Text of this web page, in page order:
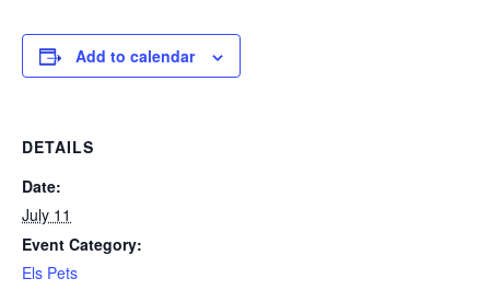
Add to calendar
DETAILS
Date:
July 11
Event Category:
Els Pets